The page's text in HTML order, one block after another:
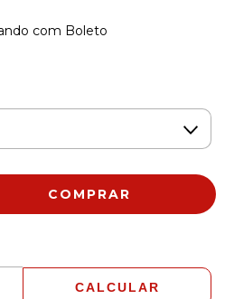
com Boleto
CALCULAR